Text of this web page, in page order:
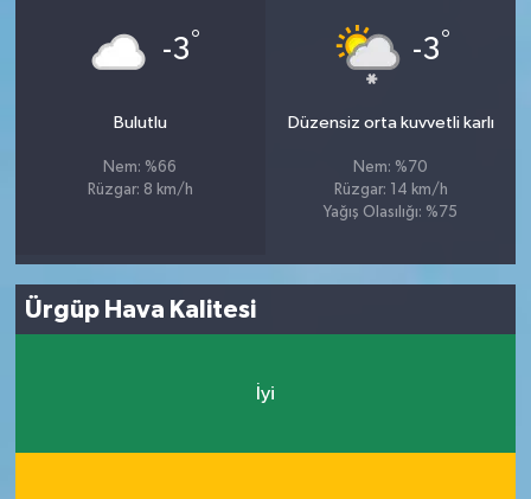
-3°
Bulutlu
Nem: %66
Rüzgar: 8 km/h
-3°
Düzensiz orta kuvvetli karlı
Nem: %70
Rüzgar: 14 km/h
Yağış Olasılığı: %75
Ürgüp Hava Kalitesi
İyi